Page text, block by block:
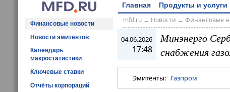
Главная Продукты и услуги
Финансовые новости
Новости эмитентов
Календарь
макростатистики
Ключевые ставки
Отчёты корпораций
mfd.ru→ Новости → Финансовые
04.06.2026
17:48
Минэнерго
снабжения
Эмитенты: Газпром